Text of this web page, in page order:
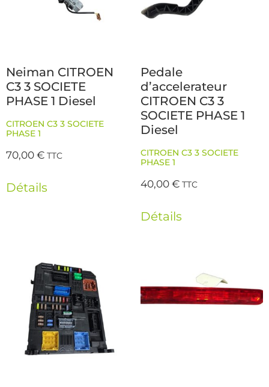
Neiman CITROEN
C3 3 SOCIETE
PHASE 1 Diesel
CITROEN C3 3 SOCIETE
PHASE 1
70,00€ TTC
Détails
Pedale
d’accelerateur
CITROEN C3 3
SOCIETE PHASE 1
Diesel
CITROEN C3 3 SOCIETE
PHASE 1
40,00€ TTC
Détails